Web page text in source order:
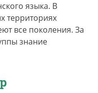
языка. В
территориях
все поколения. За
знание
исчезающе мало.
цыгане являются
в окружении